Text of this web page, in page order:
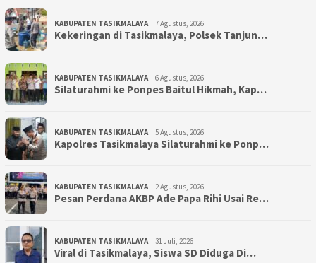
KABUPATEN TASIKMALAYA 7 Agustus, 2026
Kekeringan di Tasikmalaya, Polsek Tanjun…
KABUPATEN TASIKMALAYA 6 Agustus, 2026
Silaturahmi ke Ponpes Baitul Hikmah, Kap…
KABUPATEN TASIKMALAYA 5 Agustus, 2026
Kapolres Tasikmalaya Silaturahmi ke Ponp…
KABUPATEN TASIKMALAYA 2 Agustus, 2026
Pesan Perdana AKBP Ade Papa Rihi Usai Re…
KABUPATEN TASIKMALAYA 31 Juli, 2026
Viral di Tasikmalaya, Siswa SD Diduga Di…